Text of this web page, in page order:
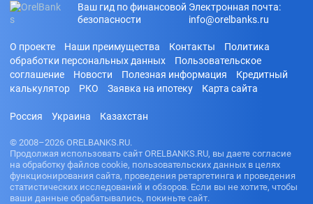
Ваш гид по финансовой
безопасности
Электронная почта:
info@orelbanks.ru
О проекте Наши преимущества Контакты
Политика
обработки персональных данных
Пользовательское
соглашение
Новости Полезная информация
Кредитный
калькулятор
РКО Заявка на ипотеку Карта сайта
Россия Украина Казахстан
© 2008–2026 ORELBANKS.RU.
Продолжая использовать сайт ORELBANKS.RU, вы даете согласие
на обработку файлов cookie, пользовательских данных в целях
функционирования сайта, проведения ретаргетинга и проведения
статистических исследований и обзоров. Если вы не хотите, чтобы
ваши данные обрабатывались, покиньте сайт.